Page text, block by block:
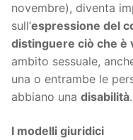
novembre), diventa
sull’espressione del
distinguere ciò che è
ambito sessuale,
una o entrambe le
abbiano una disabilità.
I modelli giuridici